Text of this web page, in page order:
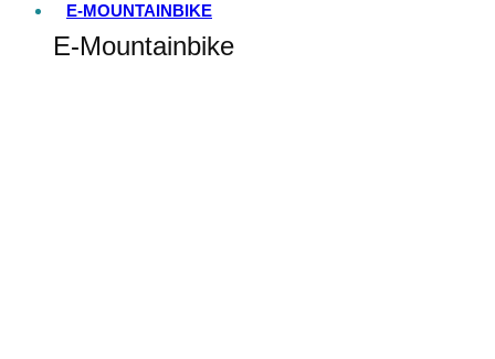
E-MOUNTAINBIKE
E-Mountainbike